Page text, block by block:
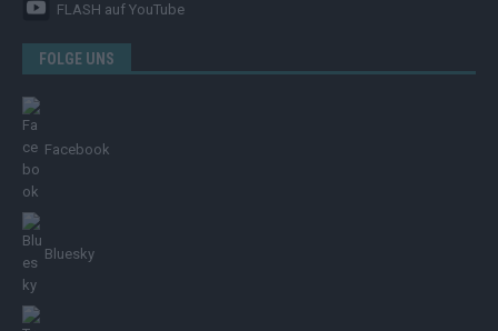
FLASH auf YouTube
FOLGE UNS
Facebook
Bluesky